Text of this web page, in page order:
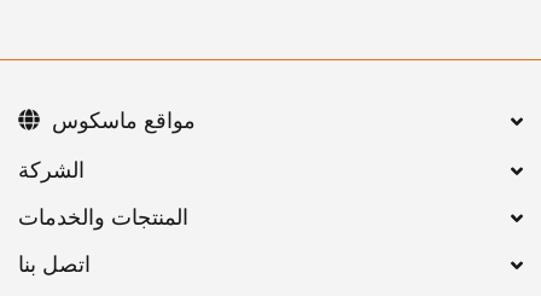
اتصل بنا
مواقع ماسكوس